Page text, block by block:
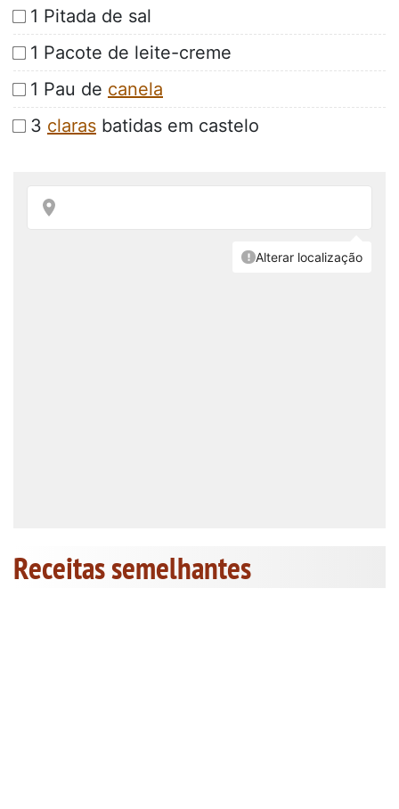
1 Pitada de sal
1 Pacote de leite-creme
1 Pau de canela
3 claras batidas em castelo
Receitas semelhantes